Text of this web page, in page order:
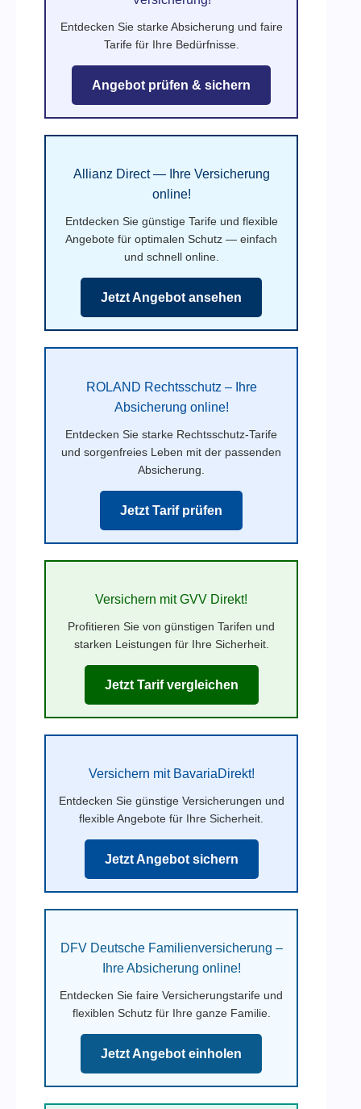
Entdecken Sie starke Absicherung und faire
Tarife für Ihre Bedürfnisse.
Angebot prüfen & sichern
Allianz Direct — Ihre Versicherung
online!
Entdecken Sie günstige Tarife und flexible
Angebote für optimalen Schutz — einfach
und schnell online.
Jetzt Angebot ansehen
ROLAND Rechtsschutz – Ihre
Absicherung online!
Entdecken Sie starke Rechtsschutz-Tarife
und sorgenfreies Leben mit der passenden
Absicherung.
Jetzt Tarif prüfen
Versichern mit GVV Direkt!
Profitieren Sie von günstigen Tarifen und
starken Leistungen für Ihre Sicherheit.
Jetzt Tarif vergleichen
Versichern mit BavariaDirekt!
Entdecken Sie günstige Versicherungen und
flexible Angebote für Ihre Sicherheit.
Jetzt Angebot sichern
DFV Deutsche Familienversicherung –
Ihre Absicherung online!
Entdecken Sie faire Versicherungstarife und
flexiblen Schutz für Ihre ganze Familie.
Jetzt Angebot einholen